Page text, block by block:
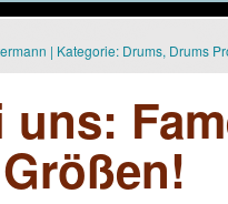
| Kategorie: Drums, Drums
uns: